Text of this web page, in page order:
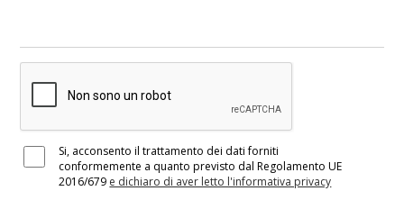
Si, acconsento il trattamento dei dati forniti
conformemente a quanto previsto dal Regolamento UE
2016/679 e dichiaro di aver letto l'informativa privacy